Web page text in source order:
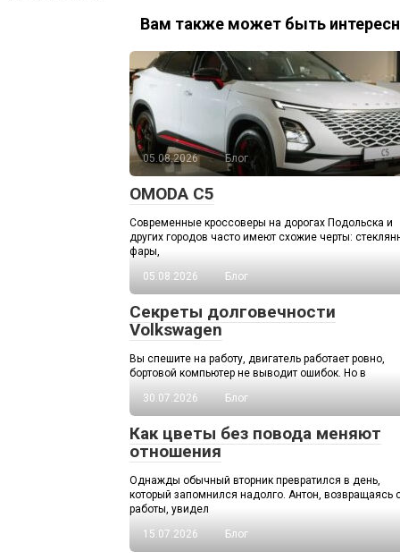
Вам также может быть
05.08.2026 Блог
OMODA C5
Современные кроссоверы на дорогах Подольска и
других городов часто имеют схожие черты:
фары,
05.08.2026
Блог
Секреты долговечности
Volkswagen
Вы спешите на работу, двигатель работает ровно,
бортовой компьютер не выводит ошибок. Но в
30.07.2026
Блог
Как цветы без повода меняют
отношения
Однажды обычный вторник превратился в день,
который запомнился надолго. Антон, возвращаясь
работы, увидел
15.07.2026
Блог